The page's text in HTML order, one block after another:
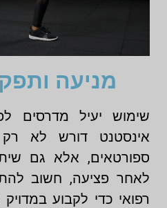
מניעה
שימוש יעיל מדרסים
אינסטנט דורש לא
ספורטאים, אלא גם
לאחר פציעה, חשוב
רפואי כדי לקבוע